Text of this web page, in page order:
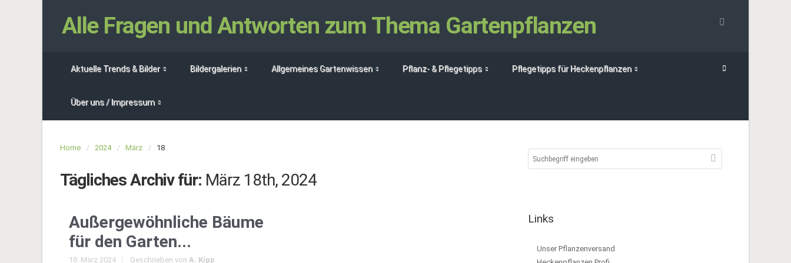
Alle Fragen und Antworten zum Thema Gartenpflanzen
Aktuelle Trends & Bilder Bildergalerien Allgemeines Gartenwissen Pflanz- & Pflegetipps Pflegetipps für Heckenpflanzen
Über uns / Impressum
Home 2024 März 18
Tägliches Archiv für: März 18th, 2024
Außergewöhnliche Bäume
für den Garten...
18. März 2024 Geschrieben von A. Kipp
Links
Unser Pflanzenversand